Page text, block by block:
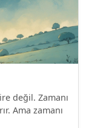
değil. Zamanı
Ama zamanı